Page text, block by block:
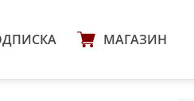
МАГАЗИН